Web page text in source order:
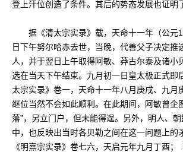
登上汗位创造了条件。其后的势态发展也证明
据《清太宗实录》载，天命十一年（公元
日下午努尔哈赤去世，当晚，代善父子决定推
人，并于翌日上午取得阿敏、莽古尔泰及诸小
选在当天下午结束。九月初一日皇太极正式即
太宗实录》卷一，天命十一年八月庚戌、九月
继位当然不会如此顺利。在此期间，阿敏曾企
藩”，另立门户，但未能得逞。另外，明人、
中，也反映出当时各贝勒之间在这一问题上的
《明熹宗实录》卷七六，天启元年九月丁酉；